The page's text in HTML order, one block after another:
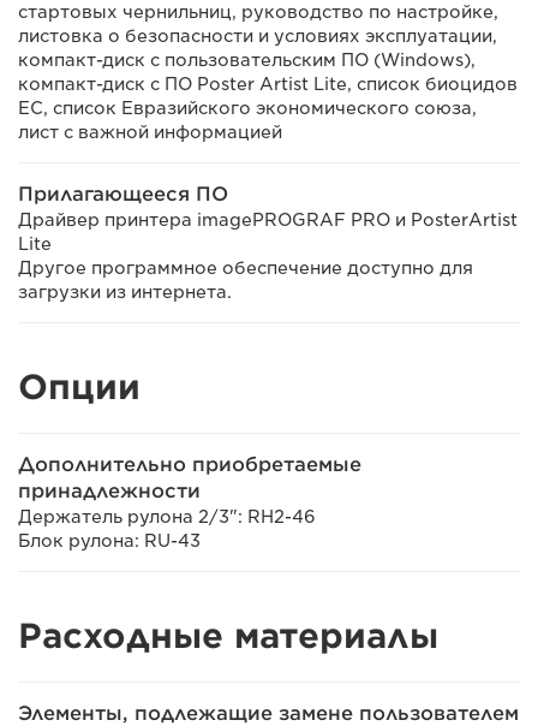
стартовых чернильниц, руководство по настройке,
листовка о безопасности и условиях эксплуатации,
компакт-диск с пользовательским ПО (Windows),
компакт-диск с ПО Poster Artist Lite, список биоцидов
ЕС, список Евразийского экономического союза,
лист с важной информацией
Прилагающееся ПО
Драйвер принтера imagePROGRAF PRO и PosterArtist
Lite
Другое программное обеспечение доступно для
загрузки из интернета.
Опции
Дополнительно приобретаемые
принадлежности
Держатель рулона 2/3": RH2-46
Блок рулона: RU-43
Расходные материалы
Элементы, подлежащие замене пользователем